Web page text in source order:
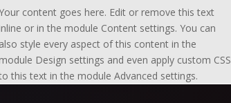
content goes here. Edit or remove this text
inline or in the module Content settings. You can
also style every aspect of this content in the
module Design settings and even apply custom CSS
this text in the module Advanced settings.